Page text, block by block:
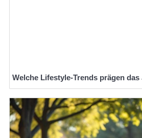
Welche Lifestyle-Trends prägen das